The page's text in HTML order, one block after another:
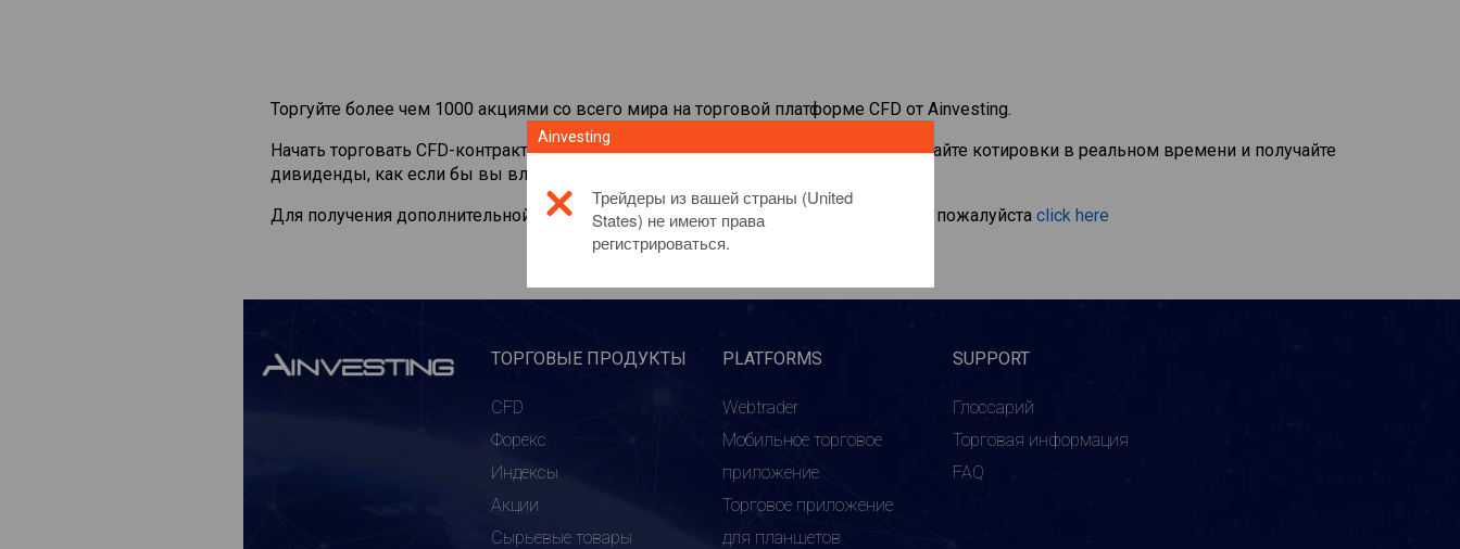
Торгуйте более чем 1000 акциями со всего мира на торговой платформе CFD от Ainvesting.
Начать торговать CFD-контрактами наJames Hardie Industries PLC. Просматривайте котировки в реальном времени и получайте
дивиденды, как если бы вы владели самой акцией.
Для получения дополнительной информации об этом инвестиционном продукте, пожалуйста click here
ТОРГОВЫЕ ПРОДУКТЫ
CFD
Форекс
Индексы
Акции
Сырьевые товары
PLATFORMS
Webtrader
Мобильное торговое
приложение
Торговое приложение
для планшетов
SUPPORT
Глоссарий
Торговая информация
FAQ
Ainvesting
Трейдеры из вашей страны (United
States) не имеют права
регистрироваться.